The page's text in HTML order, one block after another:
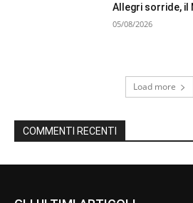
Allegri sorride, il
05/08/2026
Load more
COMMENTI RECENTI